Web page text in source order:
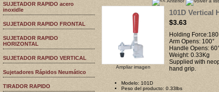
SUJETADOR RAPIDO acero
inoxidle
SUJETADOR RAPIDO FRONTAL
SUJETADOR RAPIDO
HORIZONTAL
SUJETADOR RAPIDO VERTICAL
Sujetadores Rápidos Neumático
TIRADOR RAPIDO
Ampliar imagen
101D Vertical
$3.63
Holding
Arm Opens: 100°
Handle Opens:
Weight: 0.33Kg
Supplied with
hand grip.
Modelo: 101D
Peso del producto: 0.33lbs